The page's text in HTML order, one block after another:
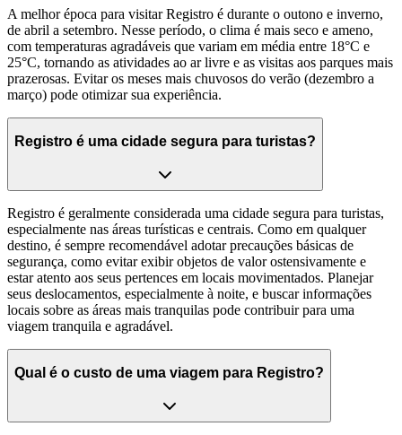
A melhor época para visitar Registro é durante o outono e inverno,
de abril a setembro. Nesse período, o clima é mais seco e ameno,
com temperaturas agradáveis que variam em média entre 18°C e
25°C, tornando as atividades ao ar livre e as visitas aos parques mais
prazerosas. Evitar os meses mais chuvosos do verão (dezembro a
março) pode otimizar sua experiência.
Registro é uma cidade segura para turistas?
Registro é geralmente considerada uma cidade segura para turistas,
especialmente nas áreas turísticas e centrais. Como em qualquer
destino, é sempre recomendável adotar precauções básicas de
segurança, como evitar exibir objetos de valor ostensivamente e
estar atento aos seus pertences em locais movimentados. Planejar
seus deslocamentos, especialmente à noite, e buscar informações
locais sobre as áreas mais tranquilas pode contribuir para uma
viagem tranquila e agradável.
Qual é o custo de uma viagem para Registro?